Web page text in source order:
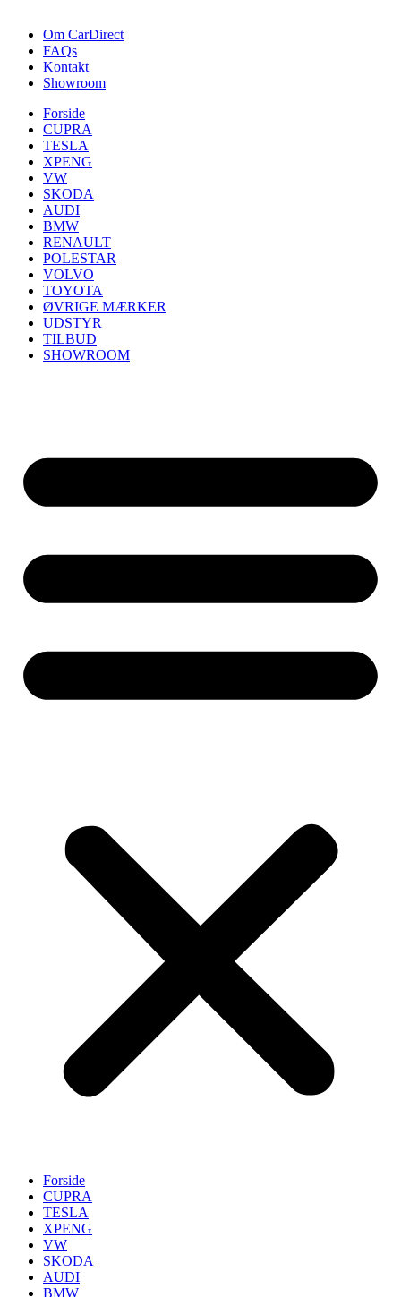
Om CarDirect
FAQs
Kontakt
Showroom
Forside
CUPRA
TESLA
XPENG
VW
SKODA
AUDI
BMW
RENAULT
POLESTAR
VOLVO
TOYOTA
ØVRIGE MÆRKER
UDSTYR
TILBUD
SHOWROOM
Forside
CUPRA
TESLA
XPENG
VW
SKODA
AUDI
BMW